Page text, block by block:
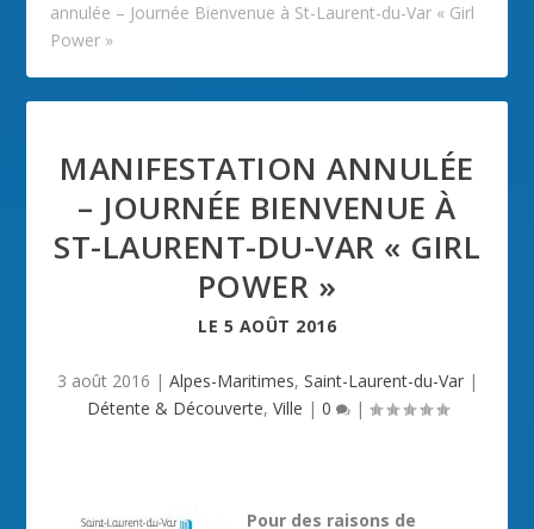
annulée – Journée Bienvenue à St-Laurent-du-Var « Girl
Power »
MANIFESTATION ANNULÉE
– JOURNÉE BIENVENUE À
ST-LAURENT-DU-VAR « GIRL
POWER »
LE 5 AOÛT 2016
3 août 2016 | Alpes-Maritimes, Saint-Laurent-du-Var|
Détente & Découverte, Ville | 0 |
Pour des raisons de